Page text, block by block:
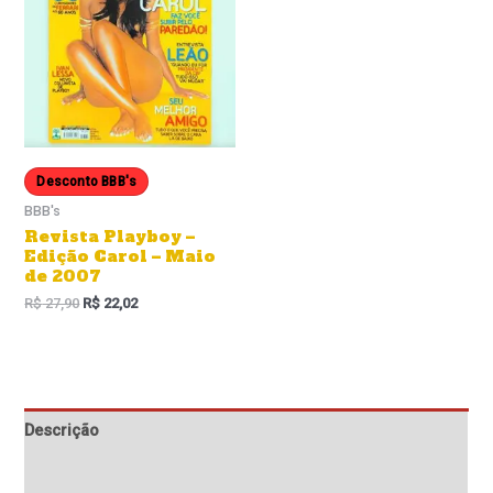
Desconto BBB's
BBB's
Revista Playboy –
Edição Carol – Maio
de 2007
R$27,90 R$ 22,02
Descrição